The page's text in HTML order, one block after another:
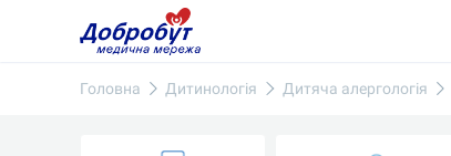
Головна Дитинологія Дитяча алергологія